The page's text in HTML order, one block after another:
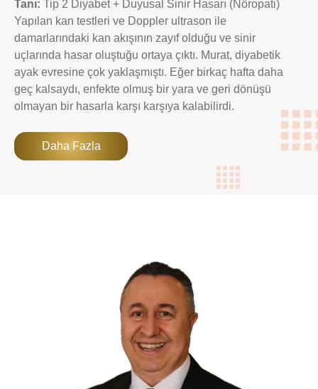
Tanı: Tip 2 Diyabet + Duyusal Sinir Hasarı (Nöropati)
Yapılan kan testleri ve Doppler ultrason ile
damarlarındaki kan akışının zayıf olduğu ve sinir
uçlarında hasar oluştuğu ortaya çıktı. Murat, diyabetik
ayak evresine çok yaklaşmıştı. Eğer birkaç hafta daha
geç kalsaydı, enfekte olmuş bir yara ve geri dönüşü
olmayan bir hasarla karşı karşıya kalabilirdi.
Daha Fazla